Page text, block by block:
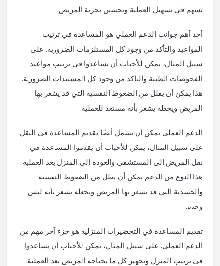
تسهم في تسهيل العملية وتحسين تجربة المريض.
أحد أهم جوانب الدعم العملي هو المساعدة في ترتيب
المواعيد والتأكد من وجود كل المستلزمات الضرورية. على
سبيل المثال، يمكن للأحباب أن يساعدوا في ترتيب مواعيد
الفحوصات الطبية والتأكد من وجود كل المستندات الضرورية.
هذا يمكن أن يقلل من الضغوط النفسية التي قد يشعر بها
المريض ويجعله يشعر بأنه مستعد للعملية.
الدعم العملي يمكن أن يشمل أيضًا تقديم المساعدة في النقل.
على سبيل المثال، يمكن للأحباب أن يقدموا المساعدة في
نقل المريض إلى المستشفى والعودة إلى المنزل بعد العملية.
هذا النوع من الدعم يمكن أن يقلل من الضغوط النفسية
والجسدية التي قد يشعر بها المريض ويجعله يشعر بأنه ليس
وحده.
تقديم المساعدة في التحضيرات المنزلية هو جزء آخر مهم من
الدعم العملي. على سبيل المثال، يمكن للأحباب أن يساعدوا
في ترتيب المنزل وتجهيز كل ما يحتاجه المريض بعد العملية.